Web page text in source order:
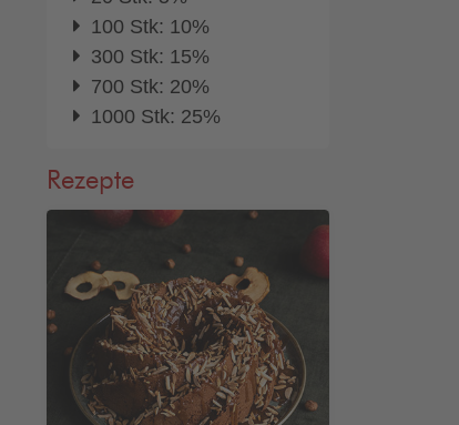
100 Stk: 10%
300 Stk: 15%
700 Stk: 20%
1000 Stk: 25%
Rezepte